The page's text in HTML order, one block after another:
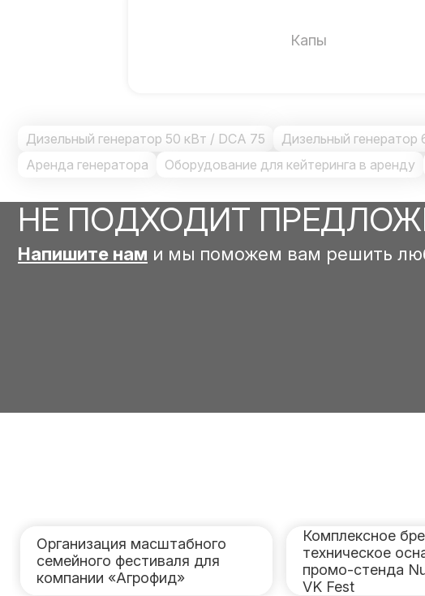
Капы
Дизельный генератор 50 кВт / DCA 75 Дизельный генератор
Аренда генератора
Оборудование для кейтеринга в аренду
НЕ ПОДХОДИТ
Напишите нам и мы поможем вам решить
Организация масштабного
семейного фестиваля для
компании «Агрофид»
Комплексное
техническое
промо-стенда
VK Fest